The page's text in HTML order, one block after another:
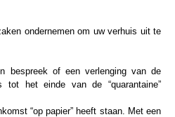
ondernemen om uw verhuis uit te
bespreek of een verlenging van de
tot het einde van de “quarantaine”
“op papier” heeft staan. Met een